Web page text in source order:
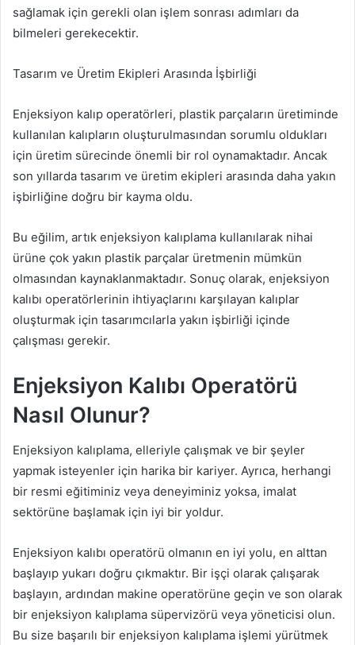
sağlamak için gerekli olan işlem sonrası adımları da
bilmeleri gerekecektir.
Tasarım ve Üretim Ekipleri Arasında İşbirliği
Enjeksiyon kalıp operatörleri, plastik parçaların üretiminde
kullanılan kalıpların oluşturulmasından sorumlu oldukları
için üretim sürecinde önemli bir rol oynamaktadır. Ancak
son yıllarda tasarım ve üretim ekipleri arasında daha yakın
işbirliğine doğru bir kayma oldu.
Bu eğilim, artık enjeksiyon kalıplama kullanılarak nihai
ürüne çok yakın plastik parçalar üretmenin mümkün
olmasından kaynaklanmaktadır. Sonuç olarak, enjeksiyon
kalıbı operatörlerinin ihtiyaçlarını karşılayan kalıplar
oluşturmak için tasarımcılarla yakın işbirliği içinde
çalışması gerekir.
Enjeksiyon Kalıbı Operatörü
Nasıl Olunur?
Enjeksiyon kalıplama, elleriyle çalışmak ve bir şeyler
yapmak isteyenler için harika bir kariyer. Ayrıca, herhangi
bir resmi eğitiminiz veya deneyiminiz yoksa, imalat
sektörüne başlamak için iyi bir yoldur.
Enjeksiyon kalıbı operatörü olmanın en iyi yolu, en alttan
başlayıp yukarı doğru çıkmaktır. Bir işçi olarak çalışarak
başlayın, ardından makine operatörüne geçin ve son olarak
bir enjeksiyon kalıplama süpervizörü veya yöneticisi olun.
Bu size başarılı bir enjeksiyon kalıplama işlemi yürütmek